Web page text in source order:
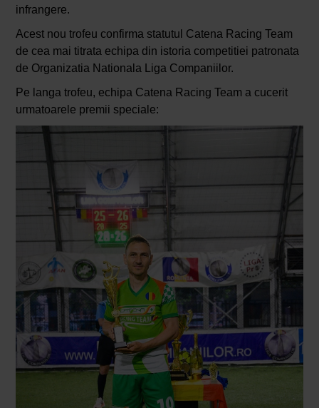
infrangere.
Acest nou trofeu confirma statutul Catena Racing Team
de cea mai titrata echipa din istoria competitiei patronata
de Organizatia Nationala Liga Companiilor.
Pe langa trofeu, echipa Catena Racing Team a cucerit
urmatoarele premii speciale: